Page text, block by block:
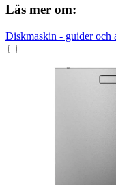
Läs mer om:
Diskmaskin - guider och